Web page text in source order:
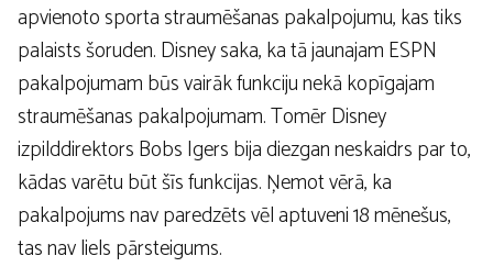
apvienoto sporta straumēšanas pakalpojumu, kas tiks
palaists šoruden. Disney saka, ka tā jaunajam ESPN
pakalpojumam būs vairāk funkciju nekā kopīgajam
straumēšanas pakalpojumam. Tomēr Disney
izpilddirektors Bobs Igers bija diezgan neskaidrs par to,
kādas varētu būt šīs funkcijas. Ņemot vērā, ka
pakalpojums nav paredzēts vēl aptuveni 18 mēnešus,
tas nav liels pārsteigums.